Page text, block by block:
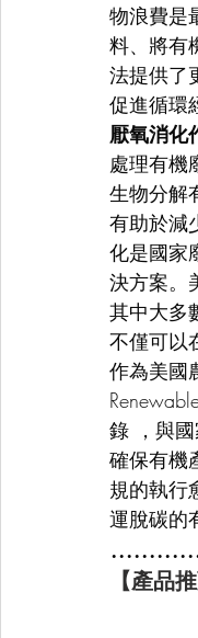
物浪費是
料、將有
法提供了
促進循環
厭氧消化
處理有機
生物分解
有助於減
化是國家
決方案。
其中大多
不僅可以
作為美國
錄 ，與
確保有機
規的執行
運脫碳的
【產品